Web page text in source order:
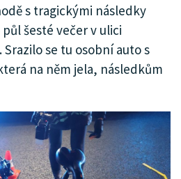
s tragickými následky
šesté večer v ulici
Srazilo se tu osobní auto s
na něm jela, následkům